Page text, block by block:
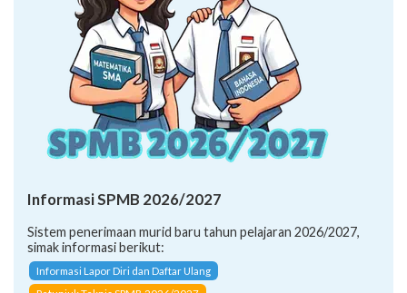
Informasi SPMB 2026/2027
Sistem penerimaan murid baru tahun pelajaran 2026/2027,
simak informasi berikut:
Informasi Lapor Diri dan Daftar Ulang